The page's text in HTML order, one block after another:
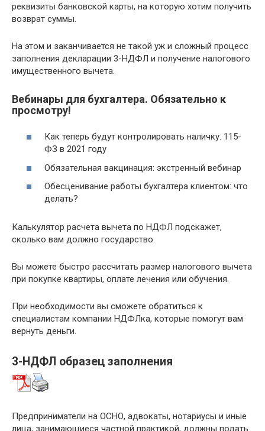
реквизиты банковской карты, на которую хотим получить
возврат суммы.
На этом и заканчивается не такой уж и сложный процесс
заполнения декларации 3-НДФЛ и получение налогового
имущественного вычета.
Вебинары для бухгалтера. Обязательно к
просмотру!
Как теперь будут контролировать наличку. 115-
ФЗ в 2021 году
Обязательная вакцинация: экстренный вебинар
Обесценивание работы бухгалтера клиентом: что
делать?
Калькулятор расчета вычета по НДФЛ подскажет,
сколько вам должно государство.
Вы можете быстро рассчитать размер налогового вычета
при покупке квартиры, оплате лечения или обучения.
При необходимости вы сможете обратиться к
специалистам компании НДФЛка, которые помогут вам
вернуть деньги.
3-НДФЛ образец заполнения
Предприниматели на ОСНО, адвокаты, нотариусы и иные